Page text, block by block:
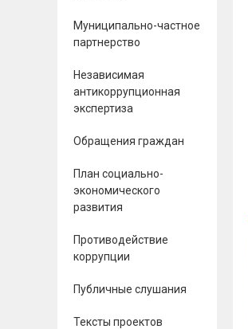
Муниципально-частное
партнерство
Независимая
антикоррупционная
экспертиза
Обращения граждан
План социально-
экономического
развития
Противодействие
коррупции
Публичные слушания
Тексты проектов